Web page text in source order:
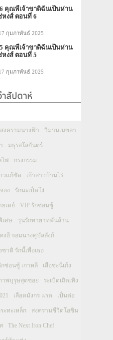
คุณพี่เจ้าขาดิฉันเป็นห่าน
หงส์ ตอนที่ 6
กุมภาพันธ์ 2025
คุณพี่เจ้าขาดิฉันเป็นห่าน
หงส์ ตอนที่ 5
กุมภาพันธ์ 2025
สัปดาห์
สงครามนางฟ้า วิมานเมขลา
มธุรสโลกันตร์
ไฟ กรงกรรม
วแก้ขัด เจ้าสาวบ้านไร่
อง รักนะเป็ดโง่
เดย์ VIP รักซ่อนชู้
เศษ วุ่นรักทายาทพันล้าน
ทงอี จอมนางคู่บัลลังก์
ชาติ รักนี้เพื่อเธอ
กซ่อนชู้ เกาหลี เสือชะนีเก้ง
าพบุรุษสุดซอย ระเบิดเถิดเทิง
เลือดมังกร แรด เป็นต่อ
ะทะเหล็ก สงครามชีวิตโอชิน
The Next Iron Chef